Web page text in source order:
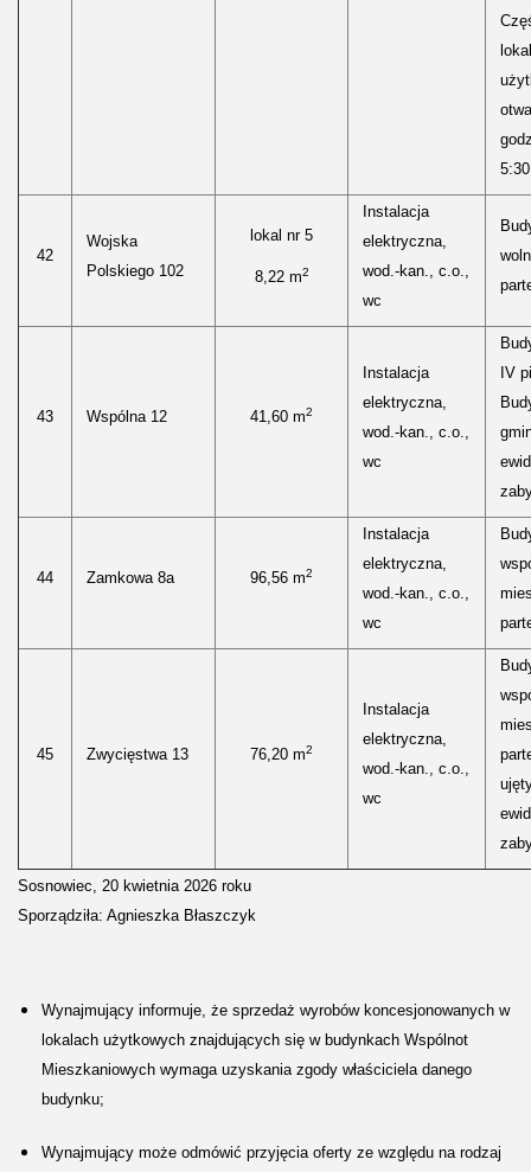
42
Wojska
Polskiego 102
lokal nr 5
8,22 m2
Instalacja
elektryczna,
wod.-kan., c.o.,
wc
43 Wspólna 12 41,60 m2
Instalacja
elektryczna,
wod.-kan., c.o.,
wc
IV
44 Zamkowa 8a 96,56 m2
Instalacja
elektryczna,
wod.-kan., c.o.,
wc
45 Zwycięstwa 13 76,20 m2
Instalacja
elektryczna,
wod.-kan., c.o.,
wc
Sosnowiec, 20 kwietnia 2026 roku
Sporządziła: Agnieszka Błaszczyk
Wynajmujący informuje, że sprzedaż wyrobów koncesjonowanych w
lokalach użytkowych znajdujących się w budynkach Wspólnot
Mieszkaniowych wymaga uzyskania zgody właściciela danego
budynku;
Wynajmujący może odmówić przyjęcia oferty ze względu na rodzaj